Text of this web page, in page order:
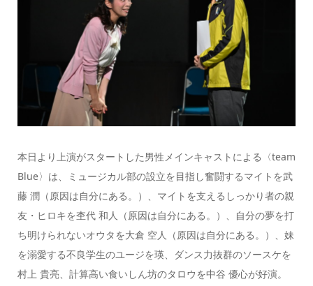
本日より上演がスタートした男性メインキャストによる〈team
Blue〉は、ミュージカル部の設立を目指し奮闘するマイトを武
藤 潤（原因は自分にある。）、マイトを支えるしっかり者の親
友・ヒロキを杢代 和人（原因は自分にある。）、自分の夢を打
ち明けられないオウタを大倉 空人（原因は自分にある。）、妹
を溺愛する不良学生のユージを瑛、ダンス力抜群のソースケを
村上 貴亮、計算高い食いしん坊のタロウを中谷 優心が好演。